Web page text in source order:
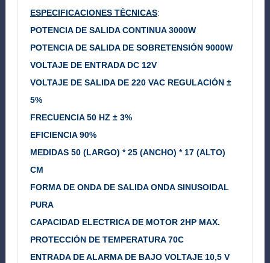
ESPECIFICACIONES TÉCNICAS:
POTENCIA DE SALIDA CONTINUA 3000W
POTENCIA DE SALIDA DE SOBRETENSIÓN 9000W
VOLTAJE DE ENTRADA DC 12V
VOLTAJE DE SALIDA DE 220 VAC REGULACIÓN ±
5%
FRECUENCIA 50 HZ ± 3%
EFICIENCIA 90%
MEDIDAS 50 (LARGO) * 25 (ANCHO) * 17 (ALTO)
CM
FORMA DE ONDA DE SALIDA ONDA SINUSOIDAL
PURA
CAPACIDAD ELECTRICA DE MOTOR 2HP MAX.
PROTECCIÓN DE TEMPERATURA 70C
ENTRADA DE ALARMA DE BAJO VOLTAJE 10,5 V